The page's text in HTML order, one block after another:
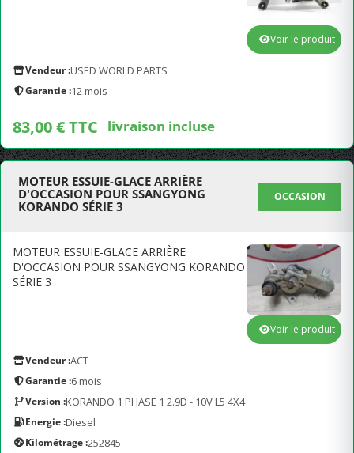
Vendeur :USED WORLD PARTS
Garantie :12 mois
83,00 € TTC livraison incluse
Voir le produit
MOTEUR ESSUIE-GLACE ARRIÈRE
D'OCCASION POUR SSANGYONG
KORANDO SÉRIE 3
OCCASION
MOTEUR ESSUIE-GLACE ARRIÈRE
D'OCCASION POUR SSANGYONG KORANDO
SÉRIE 3
Vendeur :ACT
Garantie :6 mois
Version :KORANDO 1 PHASE 1 2.9D - 10V L5 4X4
Energie :Diesel
Kilométrage :252845
Voir le produit